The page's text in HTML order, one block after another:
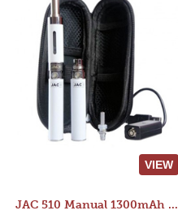
VIEW
JAC 510 Manual 1300mAh Starter Kit